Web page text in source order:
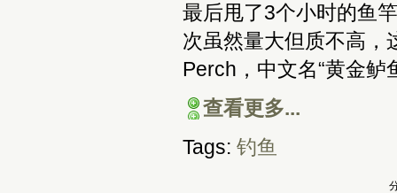
最后甩了3个小时的鱼
次虽然量大但质不高，
Perch，中文名“黄金鲈
查看更多...
Tags: 钓鱼